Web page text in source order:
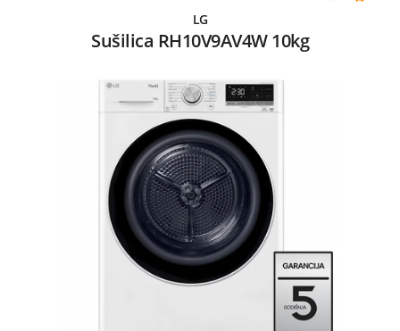
LG
Sušilica RH10V9AV4W 10kg